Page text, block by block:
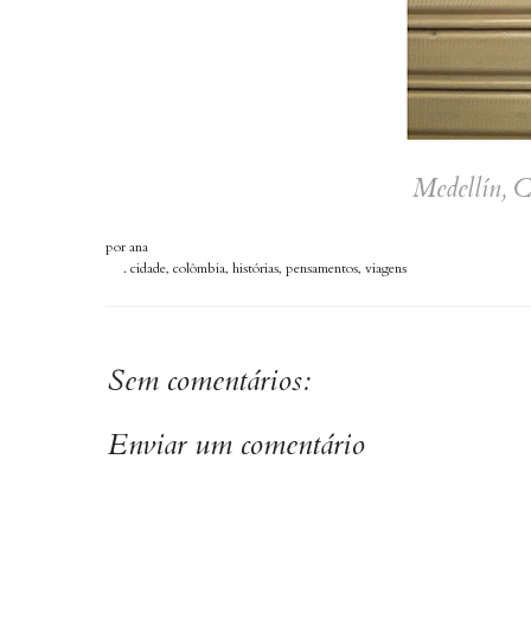
Medellín,
porana
. cidade, colômbia, histórias, pensamentos, viagens
Sem comentários:
Enviar um comentário